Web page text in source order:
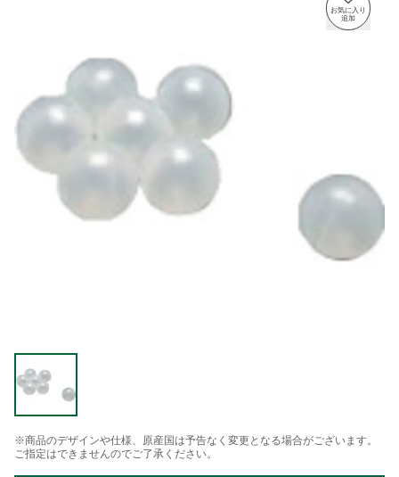
※商品のデザインや仕様、原産国は予告なく変更となる場合がございます。
ご指定はできませんのでご了承ください。